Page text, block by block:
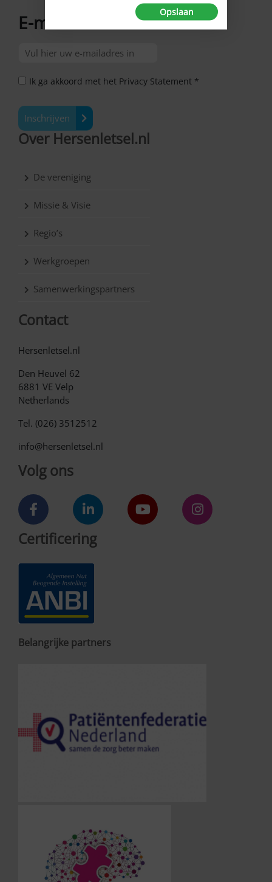
E-mailadres
Ik ga akkoord met het Privacy Statement *
Inschrijven
Over Hersenletsel.nl
De vereniging
Missie & Visie
Regio’s
Werkgroepen
Samenwerkingspartners
Contact
Hersenletsel.nl
Den Heuvel 62
6881 VE Velp
Netherlands
Tel. (026) 3512512
info@hersenletsel.nl
Volg ons
Certificering
Belangrijke partners
Opslaan